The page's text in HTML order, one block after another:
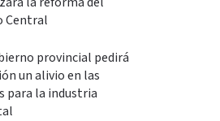
Central
provincial pedirá
un alivio en las
para la industria